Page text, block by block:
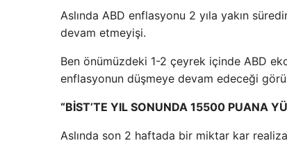
Aslında ABD enflasyonu 2 yıla yakın
devam etmeyişi.
Ben önümüzdeki 1-2 çeyrek içinde ABD
enflasyonun düşmeye devam edeceği
“BİST’TE YIL SONUNDA 15500 PUANA
Aslında son 2 haftada bir miktar kar